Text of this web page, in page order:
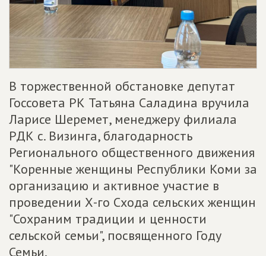
В торжественной обстановке депутат
Госсовета РК Татьяна Саладина вручила
Ларисе Шеремет, менеджеру филиала
РДК с. Визинга, благодарность
Регионального общественного движения
"Коренные женщины Республики Коми за
организацию и активное участие в
проведении Х-го Схода сельских женщин
"Сохраним традиции и ценности
сельской семьи", посвященного Году
Семьи.